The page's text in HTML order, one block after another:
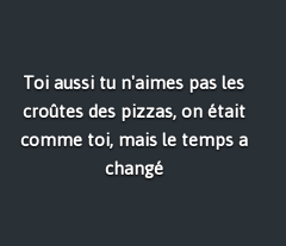
Toi aussi tu n'aimes pas les
croûtes des pizzas, on était
comme toi, mais le temps a
changé